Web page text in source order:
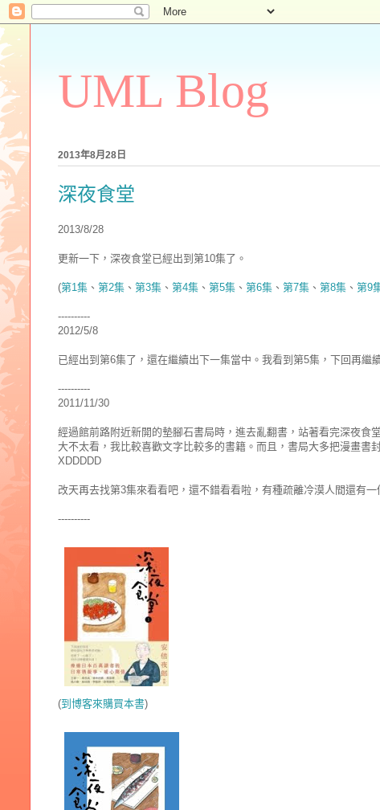
UML Blog
2013年8月28日
深夜食堂
2013/8/28
更新一下，深夜食堂已經出到第10集了。
(第1集 、 第2集 、 第3集 、 第4集 、 第5集 、 第6集 、 第7集 、 第8集 、 第9
----------
2012/5/8
已經出到第6集了，還在繼續出下一集當中。我看到第5集，下回再繼
----------
2011/11/30
經過館前路附近新開的墊腳石書局時，進去亂翻書，站著看完深夜
大不太看，我比較喜歡文字比較多的書籍。而且，書局大多把漫畫
XDDDDD
改天再去找第3集來看看吧，還不錯看看啦，有種疏離冷漠人間還有
----------
(到博客來購買本書)